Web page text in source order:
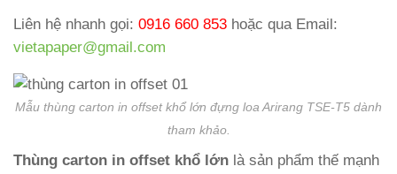
Liên hệ nhanh gọi: 0916 660 853 hoặc qua Email:
vietapaper@gmail.com
Mẫu thùng carton in offset khổ lớn đựng loa Arirang TSE-T5 dành
tham khảo.
Thùng carton in offset khổ lớn là sản phẩm thế mạnh